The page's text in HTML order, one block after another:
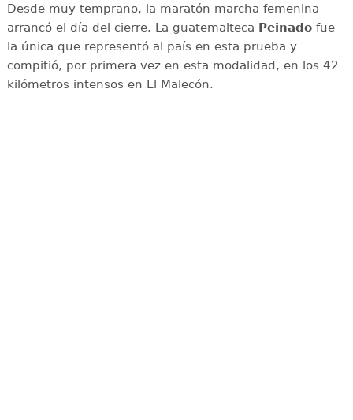
Desde muy temprano, la maratón marcha femenina
arrancó el día del cierre. La guatemalteca Peinadofue
la única que representó al país en esta prueba y
compitió, por primera vez en esta modalidad, en los 42
kilómetros intensos en El Malecón.